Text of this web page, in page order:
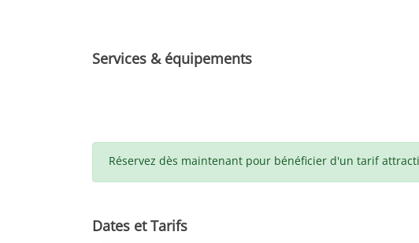
Services & équipements
Réservez dès maintenant pour bénéficier d'un tarif
Dates et Tarifs